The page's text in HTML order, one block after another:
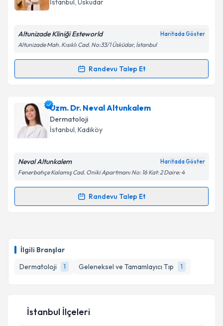
İlgili Branşlar
Dermatoloji
1 Geleneksel ve Tamamlayıcı Tıp 1
Kişisel verilerimin işlenmesine ilişkin
Metni'ni okudum ve kişisel verilerimin belirtilen
kapsamda işlenmesini kabul ediyorum.
İstanbul , Üsküdar
Altunizade Kliniği Esteworld Haritada Göster
Altunizade Mah. Kısıklı Cad. No:33/1 Üsküdar, İstanbul
Randevu Talep Et
Randevu Takvimi Talebi
Uzm. Dr. Harika Ödemişiçin randevu takvimi talebi
oluşturun. Size bu uzmandan randevu almanız için bir
takvim hazırlandığında e-posta ile bilgilendireceğiz.
Kişisel verilerimin işlenmesine ilişkin
Metni'ni okudum ve kişisel verilerimin belirtilen
Uzm. Dr. Neval Altunkalem
Dermatoloji
İstanbul, Kadıköy
Neval Altunkalem Haritada Göster
Fenerbahçe Kalamış Cad. Oniki Apartmanı No: 16 Kat: 2 Daire: 4
Randevu Talep Et
Randevu Takvimi Talebi
için bir takvim hazırlandığında e-posta ile
bilgilendireceğiz.
E-posta Adresiniz
İstanbul İlçeleri